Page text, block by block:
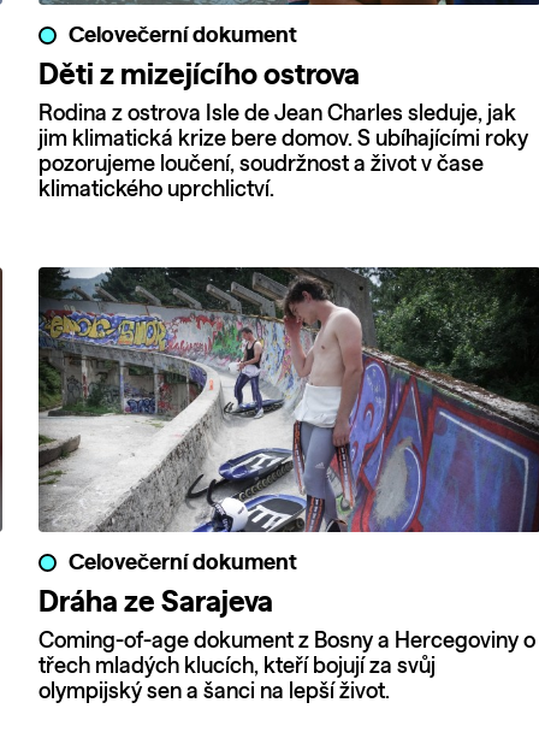
Celovečerní dokument
Děti z mizejícího ostrova
Rodina z ostrova Isle de Jean Charles sleduje, jak
jim klimatická krize bere domov. S ubíhajícími roky
pozorujeme loučení, soudržnost a život v čase
klimatického uprchlictví.
Celovečerní dokument
Dráha ze Sarajeva
Coming-of-age dokument z Bosny a Hercegoviny o
třech mladých klucích, kteří bojují za svůj
olympijský sen a šanci na lepší život.